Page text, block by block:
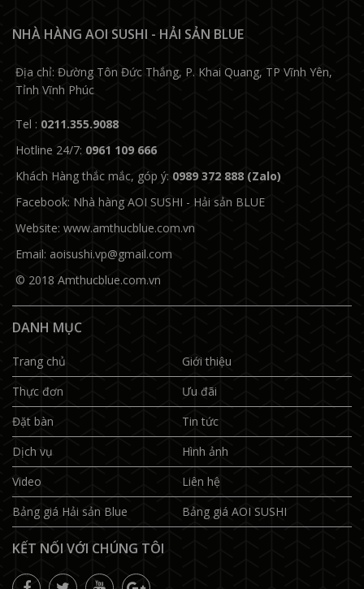
NHÀ HÀNG AOI SUSHI - HẢI SẢN BLUE
Địa chỉ: Đường Tôn Đức Thắng, P. Khai Quang, TP Vĩnh Yên,
Tỉnh Vĩnh Phúc
Tel : 0211.355.9088
Hotline 24/7: 0961 109 666
Khách Hàng thắc mắc, góp ý: 0989 372 888 (Zalo)
Facebook: Nhà hàng AOI SUSHI - Hải sản BLUE
Website: www.amthucblue.com.vn
Email: aoisushi.vp@gmail.com
© 2018 Amthucblue.com.vn
DANH MỤC
Trang chủ
Giới thiệu
Thực đơn
Ưu đãi
Đặt bàn
Tin tức
Dịch vụ
Hình ảnh
Video
Liên hệ
Bảng giá Hải sản Blue
Bảng giá AOI SUSHI
KẾT NỐI VỚI CHÚNG TÔI